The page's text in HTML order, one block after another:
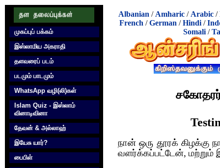
முகப்புப் பக்கம்
இஸ்லாமிய அகராதி
தளவரைப் படம்
படமும் பாடமும்
WhatsApp வழி(லி)கள்
Islam Quiz - இஸ்லாம்
வினாடிவினா
தேவன் & அல்லாஹ்
இயேசு யார்?
பைபிள்
Albanian / Amharic / Arabic /
French /German /Hindi /
Somali/
நான் ஒரு தூரக் கிழக்கு
வளர்க்கப்பட்டேன், மற்றும்